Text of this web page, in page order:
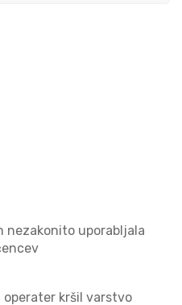
nezakonito uporabljala
operater kršil varstvo